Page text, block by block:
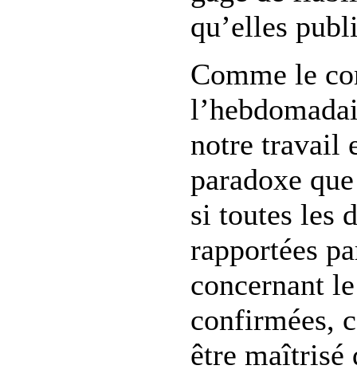
qu’elles
Comme le
notre travail
paradoxe
si toutes les
rapportées
concernant
confirmées,
être maîtrisé